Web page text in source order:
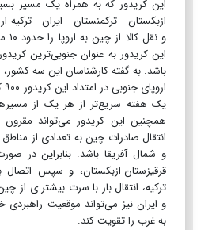
این کریدور که به همراه یک مسیر
ازبکستان - ترکمنستان - ایران -
و
این کریدور به عنوان جنوبی‌ترین
باشد. به گفته کارشناسان این سه
یک هفته سریع‌تر از هر یک از
همچنین این کریدور می‌تواند مقرون
انتقال صادرات چین به تعدادی از مناطق
و شمال آفریقا باشد. بنابراین در
قرقیزستان-ازبکستان، و سپس اتصال
ترکیه، انتقال بار با سرت بیشتر ی از
و ایران نیز می‌تواند موقعیت
به غرب را تقویت کند.